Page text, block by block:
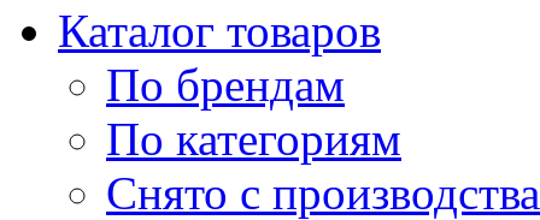
Каталог товаров
По брендам
По категориям
Снято с производства